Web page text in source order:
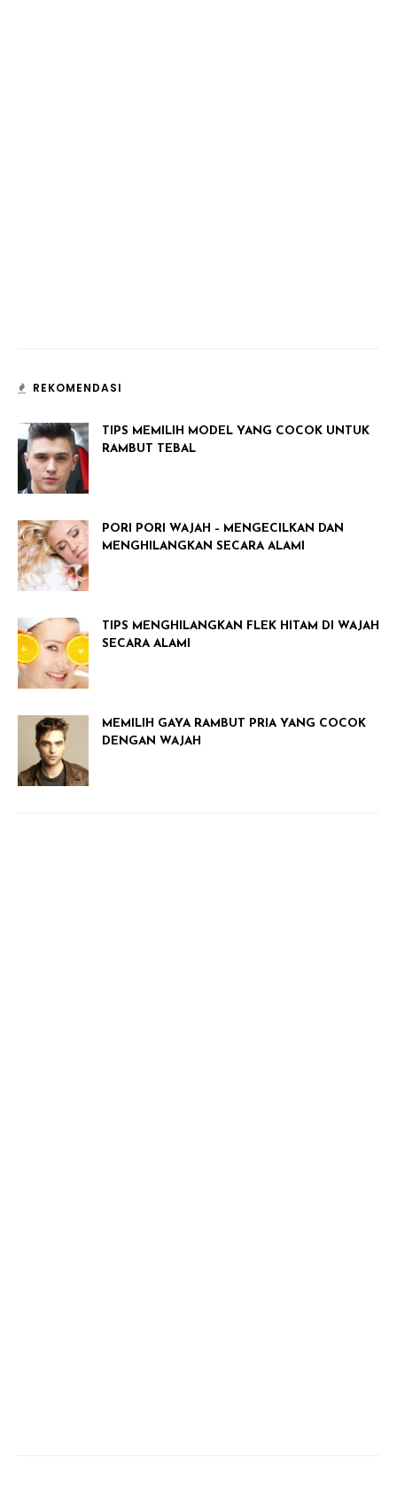
REKOMENDASI
TIPS MEMILIH MODEL YANG COCOK UNTUK
RAMBUT TEBAL
PORI PORI WAJAH – MENGECILKAN DAN
MENGHILANGKAN SECARA ALAMI
TIPS MENGHILANGKAN FLEK HITAM DI WAJAH
SECARA ALAMI
MEMILIH GAYA RAMBUT PRIA YANG COCOK
DENGAN WAJAH